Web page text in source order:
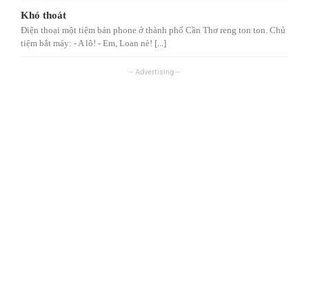
Khó thoát
Điện thoại một tiệm bán phone ở thành phố Cần Thơ reng ton ton. Chủ
tiệm bắt máy: - A lô! - Em, Loan nè! [...]